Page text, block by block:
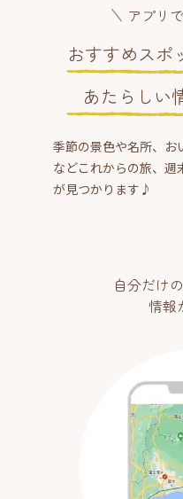
アプリ
おすすめスポ
あたらしい
季節の景色や名所、お
などこれからの旅、週
が見つかります♪
自分だけ
情報